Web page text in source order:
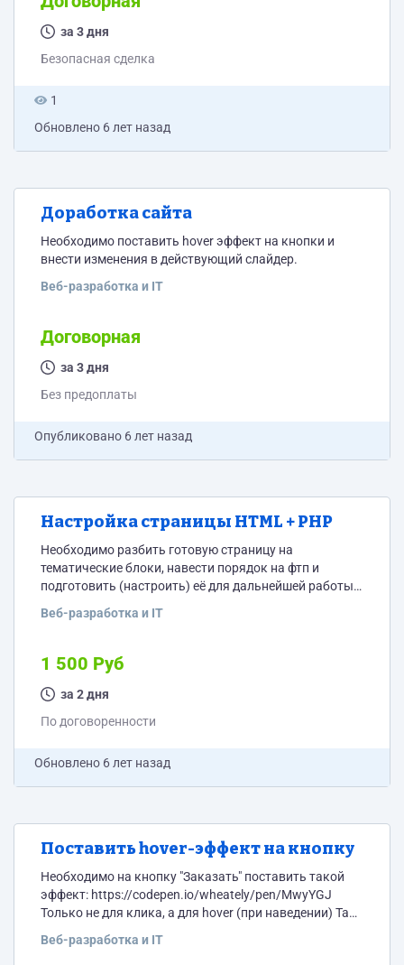
экрана. Сайт без cms. Просто html + php. Пожалуйста,
пишите цену.
за 3 дня
Безопасная сделка
1
Обновлено 6 лет назад
Доработка сайта
Необходимо поставить hover эффект на кнопки и
внести изменения в действующий слайдер.
Веб-разработка и IT
Договорная
за 3 дня
Без предоплаты
Опубликовано 6 лет назад
Настройка страницы HTML + PHP
Необходимо разбить готовую страницу на
тематические блоки, навести порядок на фтп и
подготовить (настроить) её для дальнейшей работы.
https://remontkvartirvsanktpeterburge.ru/calculator/
нужно только с ней) Что надо сделать: 1) Надо чтоб
эта страница лежала на сервере отдельным html или
php файлом, состоящим из блока с уникальным
который будет индексироваться...
Веб-разработка и IT
1 500 Руб
за 2 дня
По договоренности
Обновлено 6 лет назад
Поставить hover-эффект на кнопку
Необходимо на кнопку "Заказать" поставить такой
эффект: https://codepen.io/wheately/pen/MwyYGJ
Только не для клика, а для hover (при наведении) Там
Также на кнопке установлена анимация (пульсация),
Веб-разработка и IT